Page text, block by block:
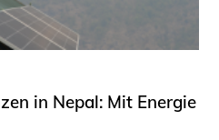
in Nepal: Mit Energie